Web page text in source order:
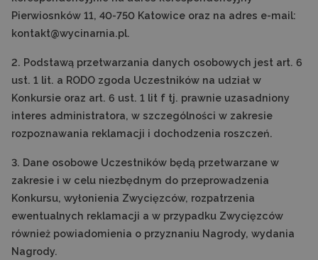
Pierwiosnków 11, 40-750 Katowice oraz na adres e-mail:
kontakt@wycinarnia.pl.
2. Podstawą przetwarzania danych osobowych jest art. 6
ust. 1 lit. a RODO zgoda Uczestników na udział w
Konkursie oraz art. 6 ust. 1 lit f tj. prawnie uzasadniony
interes administratora, w szczególności w zakresie
rozpoznawania reklamacji i dochodzenia roszczeń.
3. Dane osobowe Uczestników będą przetwarzane w
zakresie i w celu niezbędnym do przeprowadzenia
Konkursu, wyłonienia Zwycięzców, rozpatrzenia
ewentualnych reklamacji a w przypadku Zwycięzców
również powiadomienia o przyznaniu Nagrody, wydania
Nagrody.